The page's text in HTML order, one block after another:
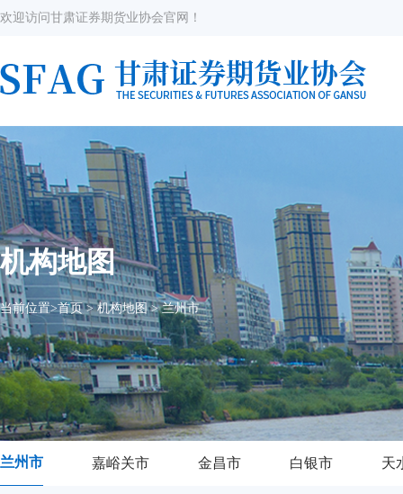
欢迎访问甘肃证券期货业协会官网！
机构地图
当前位置>首页>机构地图>兰州市
兰州市 嘉峪关市 金昌市 白银市 天